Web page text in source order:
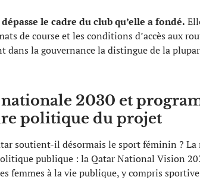
le cadre du club qu’elle a fondé.
de course et les conditions d’accès aux
dans la gouvernance la distingue de la
2030 et
politique du projet
soutient-il désormais le sport féminin ?
publique : la Qatar National Vision
femmes à la vie publique, y compris